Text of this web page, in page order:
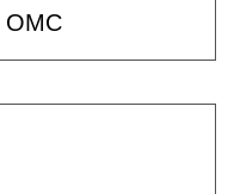
ОМС